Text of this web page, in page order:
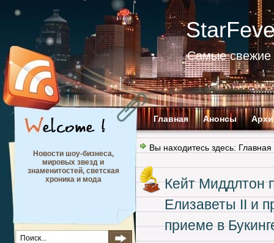
Самые свежие
Главная Анонсы
Новости шоу-бизнеса,
мировых звезд и
знаменитостей, светская
хроника и мода
Вы находитесь здесь: Главная
Кейт Миддлтон
Елизаветы II и
приеме в